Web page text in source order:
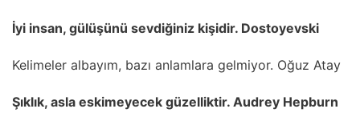
İyi insan, gülüşünü sevdiğiniz kişidir. Dostoyevski
Kelimeler albayım, bazı anlamlara gelmiyor. Oğuz Atay
Şıklık, asla eskimeyecek güzelliktir. Audrey Hepburn